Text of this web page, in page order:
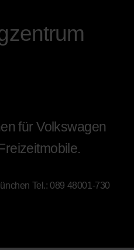
für Volkswagen
Tel.: 089 48001-730